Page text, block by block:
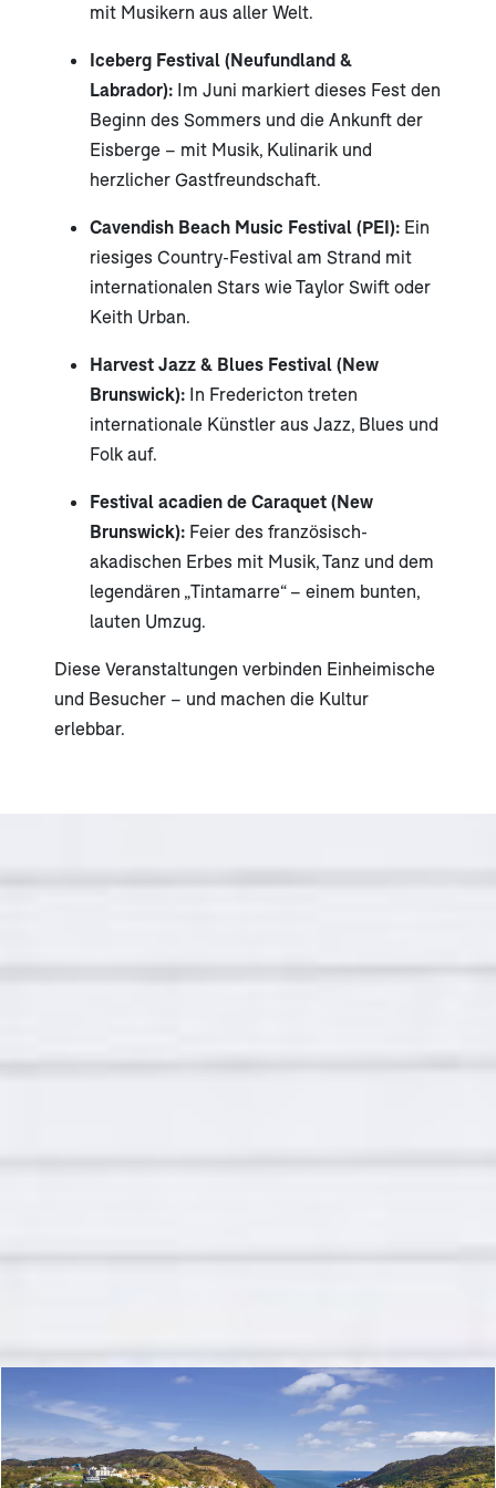
mit Musikern aus aller Welt.
Iceberg Festival (Neufundland &
Labrador):Im Juni markiert dieses Fest den
Beginn des Sommers und die Ankunft der
Eisberge – mit Musik, Kulinarik und
herzlicher Gastfreundschaft.
Cavendish Beach Music Festival (PEI):Ein
riesiges Country-Festival am Strand mit
internationalen Stars wie Taylor Swift oder
Keith Urban.
Harvest Jazz & Blues Festival (New
Brunswick):In Fredericton treten
internationale Künstler aus Jazz, Blues und
Folk auf.
Festival acadien de Caraquet (New
Brunswick):Feier des französisch-
akadischen Erbes mit Musik, Tanz und dem
legendären „Tintamarre“ – einem bunten,
lauten Umzug.
Diese Veranstaltungen verbinden Einheimische
und Besucher – und machen die Kultur
erlebbar.